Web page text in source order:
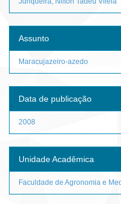
Assunto
Maracujazeiro-azedo
Data de publicação
2008
Unidade Acadêmica
Faculdade de Agronomia e